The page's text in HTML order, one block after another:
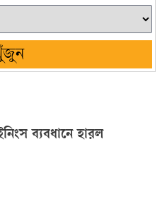
ব্যবধানে হারল